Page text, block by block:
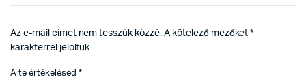
Az e-mail címet nem tesszük közzé. A kötelező mezőket*
karakterrel jelöltük
A te értékelésed *